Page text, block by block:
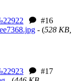
#16
- (528 KB,
#17